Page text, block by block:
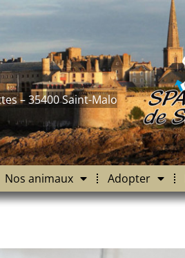
– 35400 Saint-Malo
Nos animaux Adopter